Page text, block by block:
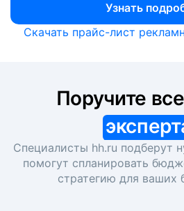
Узнать
Скачать прайс-лист
Специалисты hh.ru подберут
помогут спланировать
стратегию для ваших